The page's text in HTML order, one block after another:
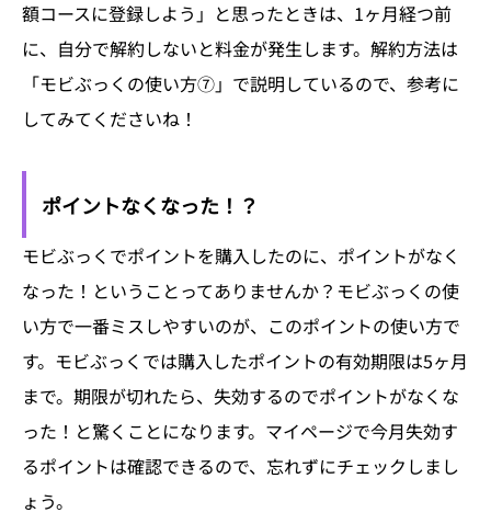
額コースに登録しよう」と思ったときは、1ヶ月経つ前
に、自分で解約しないと料金が発生します。解約方法は
「モビぶっくの使い方⑦」で説明しているので、参考に
してみてくださいね！
ポイントなくなった！？
モビぶっくでポイントを購入したのに、ポイントがなく
なった！ということってありませんか？モビぶっくの使
い方で一番ミスしやすいのが、このポイントの使い方で
す。モビぶっくでは購入したポイントの有効期限は5ヶ月
まで。期限が切れたら、失効するのでポイントがなくな
った！と驚くことになります。マイページで今月失効す
るポイントは確認できるので、忘れずにチェックしまし
ょう。